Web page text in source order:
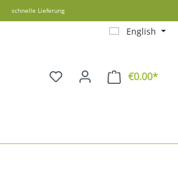
schnelle Lieferung
English
€0.00*